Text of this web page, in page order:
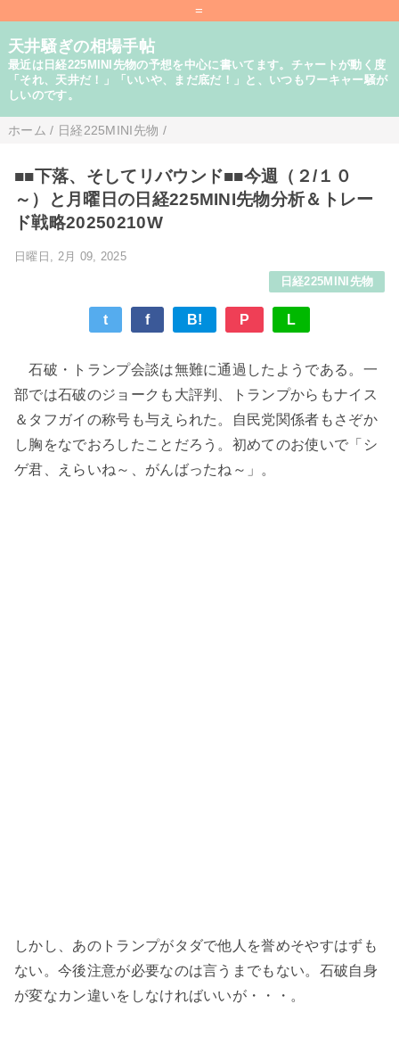
=
天井騒ぎの相場手帖
最近は日経225MINI先物の予想を中心に書いてます。チャートが動く度
「それ、天井だ！」「いいや、まだ底だ！」と、いつもワーキャー騒が
しいのです。
ホーム / 日経225MINI先物 /
■■下落、そしてリバウンド■■今週（２/１０
～）と月曜日の日経225MINI先物分析＆トレー
ド戦略20250210W
日曜日, 2月 09, 2025
日経225MINI先物
t f B! P L
石破・トランプ会談は無難に通過したようである。一
部では石破のジョークも大評判、トランプからもナイス
＆タフガイの称号も与えられた。自民党関係者もさぞか
し胸をなでおろしたことだろう。初めてのお使いで「シ
ゲ君、えらいね～、がんばったね～」。
しかし、あのトランプがタダで他人を誉めそやすはずも
ない。今後注意が必要なのは言うまでもない。石破自身
が変なカン違いをしなければいいが・・・。